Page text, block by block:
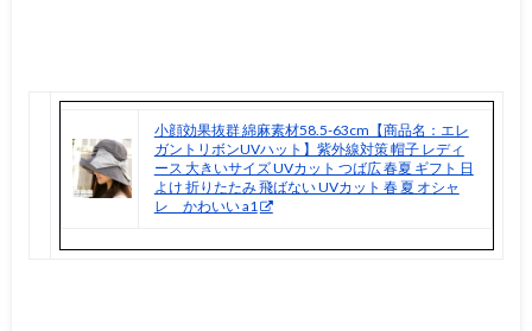
小顔効果抜群 綿麻素材58.5-63cm【商品名：エレ
ガントリボンUVハット】紫外線対策 帽子 レディ
ース 大きいサイズ UVカット つば広 春夏 ギフト 日
よけ 折りたたみ 飛ばない UVカット 春 夏 オシャ
レ かわいい a1